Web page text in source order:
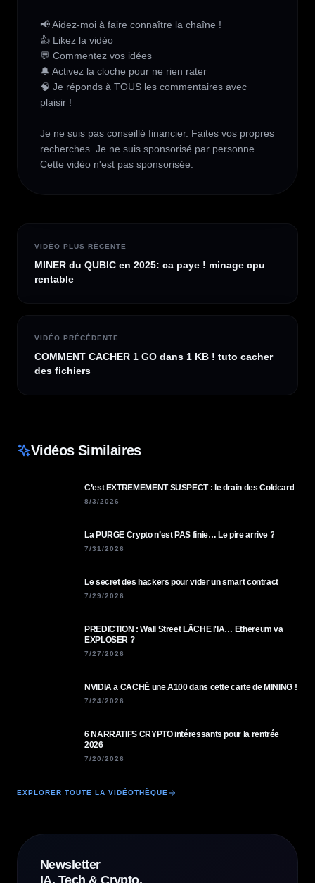
📢 Aidez-moi à faire connaître la chaîne !
👍 Likez la vidéo
💬 Commentez vos idées
🔔 Activez la cloche pour ne rien rater
🧠 Je réponds à TOUS les commentaires avec
plaisir !
Je ne suis pas conseillé financier. Faites vos propres
recherches. Je ne suis sponsorisé par personne.
Cette vidéo n'est pas sponsorisée.
VIDÉO PLUS RÉCENTE
MINER du QUBIC en 2025: ca paye ! minage cpu
rentable
VIDÉO PRÉCÉDENTE
COMMENT CACHER 1 GO dans 1 KB ! tuto cacher
des fichiers
Vidéos Similaires
C’est EXTRÊMEMENT SUSPECT : le drain des Coldcard
8/3/2026
La PURGE Crypto n’est PAS finie… Le pire arrive ?
7/31/2026
Le secret des hackers pour vider un smart contract
7/29/2026
PREDICTION : Wall Street LÂCHE l'IA… Ethereum va
EXPLOSER ?
7/27/2026
NVIDIA a CACHÉ une A100 dans cette carte de MINING !
7/24/2026
6 NARRATIFS CRYPTO intéressants pour la rentrée
2026
7/20/2026
EXPLORER TOUTE LA VIDÉOTHÈQUE
Newsletter
IA, Tech & Crypto.